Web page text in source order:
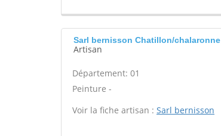
Sarl bernisson Chatillon/chalaronne
Artisan
Département: 01
Peinture -
Voir la fiche artisan : Sarl bernisson